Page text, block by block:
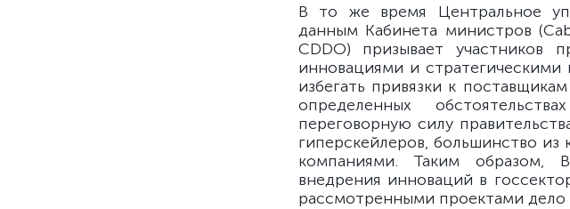
В то же время Центральное
данным Кабинета министров
CDDO) призывает участников
инновациями и
избегать привязки к
определенных
переговорную силу
гиперскейлеров, большинство
компаниями. Таким образом,
внедрения инноваций в
рассмотренными проектами дело